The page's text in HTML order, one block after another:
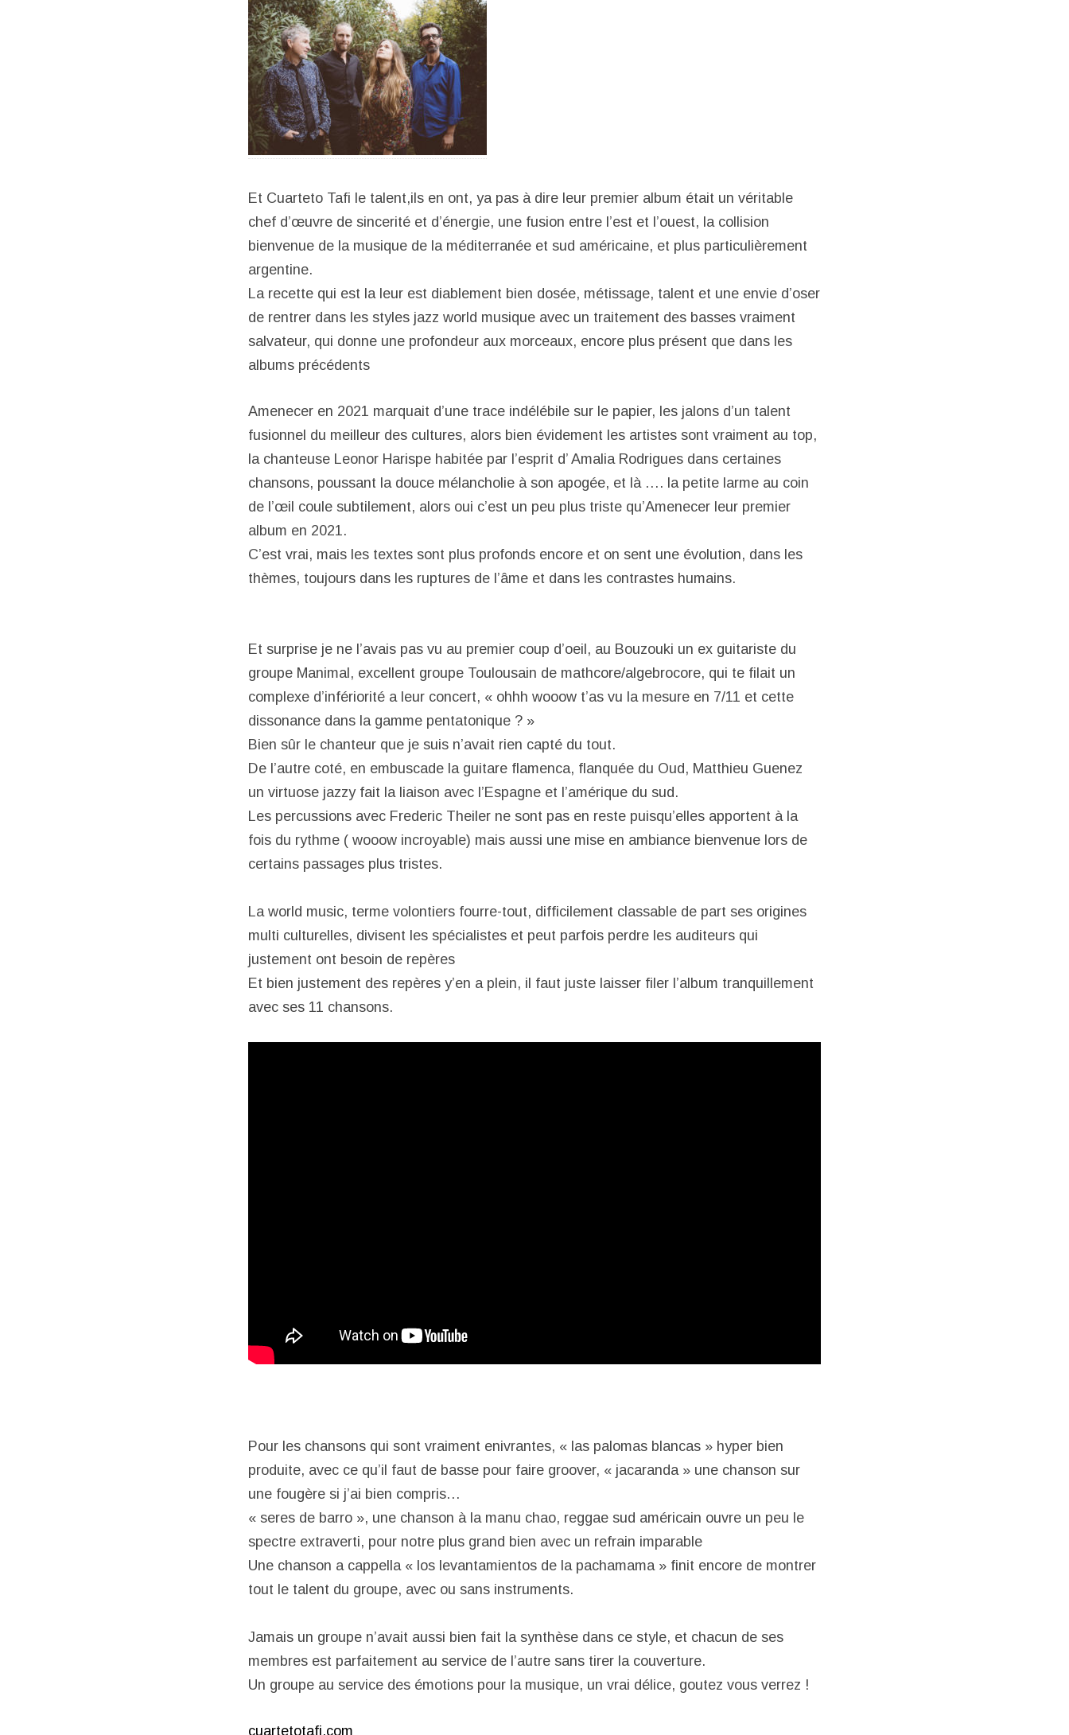
Et Cuarteto Tafi le talent,ils en ont, ya pas à dire leur premier album était un véritable
chef d’œuvre de sincerité et d’énergie, une fusion entre l’est et l’ouest, la collision
bienvenue de la musique de la méditerranée et sud américaine, et plus particulièrement
argentine.
La recette qui est la leur est diablement bien dosée, métissage, talent et une envie d’oser
de rentrer dans les styles jazz world musique avec un traitement des basses vraiment
salvateur, qui donne une profondeur aux morceaux, encore plus présent que dans les
albums précédents
Amenecer en 2021 marquait d’une trace indélébile sur le papier, les jalons d’un talent
fusionnel du meilleur des cultures, alors bien évidement les artistes sont vraiment au top,
la chanteuse Leonor Harispe habitée par l’esprit d’ Amalia Rodrigues dans certaines
chansons, poussant la douce mélancholie à son apogée, et là …. la petite larme au coin
de l’œil coule subtilement, alors oui c’est un peu plus triste qu’Amenecer leur premier
album en 2021.
C’est vrai, mais les textes sont plus profonds encore et on sent une évolution, dans les
thèmes, toujours dans les ruptures de l’âme et dans les contrastes humains.
Et surprise je ne l’avais pas vu au premier coup d’oeil, au Bouzouki un ex guitariste du
groupe Manimal, excellent groupe Toulousain de mathcore/algebrocore, qui te filait un
complexe d’infériorité a leur concert, « ohhh wooow t’as vu la mesure en 7/11 et cette
dissonance dans la gamme pentatonique ? »
Bien sûr le chanteur que je suis n’avait rien capté du tout.
De l’autre coté, en embuscade la guitare flamenca, flanquée du Oud, Matthieu Guenez
un virtuose jazzy fait la liaison avec l’Espagne et l’amérique du sud.
Les percussions avec Frederic Theiler ne sont pas en reste puisqu’elles apportent à la
fois du rythme ( wooow incroyable) mais aussi une mise en ambiance bienvenue lors de
certains passages plus tristes.
La world music, terme volontiers fourre-tout, difficilement classable de part ses origines
multi culturelles, divisent les spécialistes et peut parfois perdre les auditeurs qui
justement ont besoin de repères
Et bien justement des repères y’en a plein, il faut juste laisser filer l’album tranquillement
avec ses 11 chansons.
Pour les chansons qui sont vraiment enivrantes, « las palomas blancas » hyper bien
produite, avec ce qu’il faut de basse pour faire groover, « jacaranda » une chanson sur
une fougère si j’ai bien compris…
« seres de barro », une chanson à la manu chao, reggae sud américain ouvre un peu le
spectre extraverti, pour notre plus grand bien avec un refrain imparable
Une chanson a cappella « los levantamientos de la pachamama » finit encore de montrer
tout le talent du groupe, avec ou sans instruments.
Jamais un groupe n’avait aussi bien fait la synthèse dans ce style, et chacun de ses
membres est parfaitement au service de l’autre sans tirer la couverture.
Un groupe au service des émotions pour la musique, un vrai délice, goutez vous verrez !
cuartetotafi.com